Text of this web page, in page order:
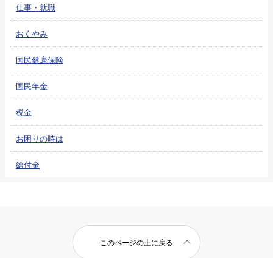
仕事・就職
おくやみ
国民健康保険
国民年金
税金
お困りの時は
給付金
このページの上に戻る